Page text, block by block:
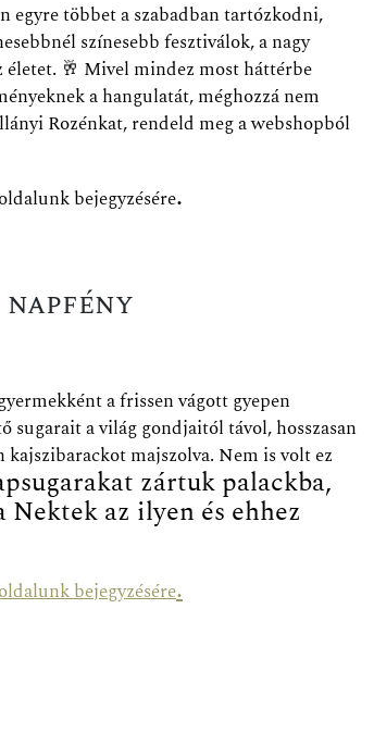
egyre többet a szabadban tartózkodni,
színesebb fesztiválok, a nagy
🥂 Mivel mindez most háttérbe
a hangulatát, méghozzá nem
Rozénkat, rendeld meg a webshopból
bejegyzésére.
napfény
a frissen vágott gyepen
sugarait a világ gondjaitól távol, hosszasan
kajszibarackot majszolva. Nem is volt ez
zártuk palackba,
az ilyen és ehhez
bejegyzésére.